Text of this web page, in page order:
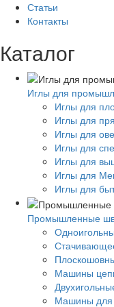
Статьи
Контакты
Каталог
Иглы для
Иглы для
Иглы для
Иглы для
Иглы для
Иглы для
Иглы для
Иглы для
Промышленные
Машины
Машины для